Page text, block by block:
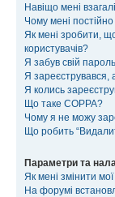
Навіщо мені
Чому мені
Як мені зробити,
користувачів?
Я забув свій пароль
Я зареєструвався,
Я колись
Що таке COPPA?
Чому я не можу
Що робить
Параметри та
Як мені змінити
На форумі